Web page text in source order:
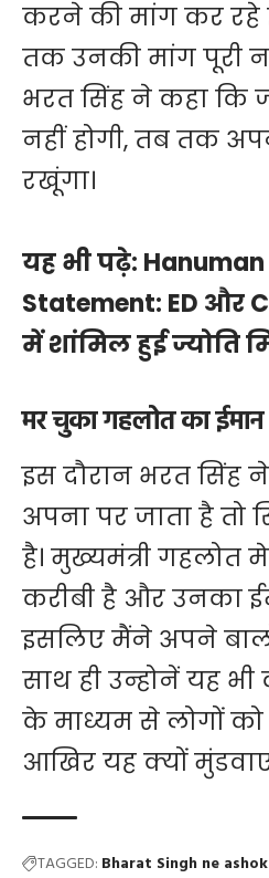
करने की मांग कर रहे
तक उनकी मांग पूरी
भरत सिंह ने कहा कि
नहीं होगी, तब तक
रखूंगा।
यह भी पढ़े:
Statement: ED और
में शांमिल हुई ज्योति
मर चुका गहलोत का ईमान
इस दौरान भरत सिंह
अपना पर जाता है तो
है। मुख्यमंत्री गहलोत
करीबी है और उनका
इसलिए मैंने अपने
साथ ही उन्होनें यह
के माध्यम से लोगों को
आखिर यह क्यों
TAGGED: Bharat Singh ne